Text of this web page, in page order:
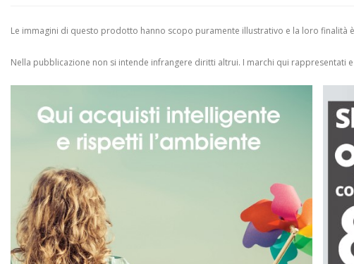
Le immagini di questo prodotto hanno scopo puramente illustrativo e la loro
Nella pubblicazione non si intende infrangere diritti altrui. I marchi qui rappresentati